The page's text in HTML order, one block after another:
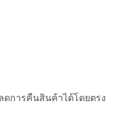
ดการคืนสินค้าได้โดยตรง